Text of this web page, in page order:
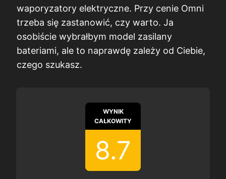
waporyzatory elektryczne. Przy cenie Omni
trzeba się zastanowić, czy warto. Ja
osobiście wybrałbym model zasilany
bateriami, ale to naprawdę zależy od Ciebie,
czego szukasz.
WYNIK
CAŁKOWITY
8.7